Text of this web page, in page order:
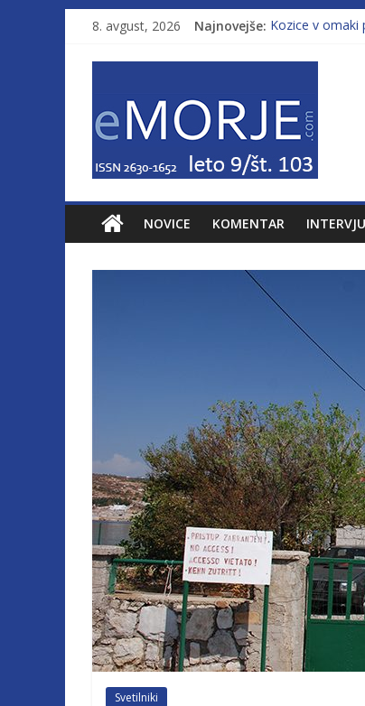
8. avgust, 2026 Najnovejše: Kozice v omaki
Od morja do
Murterske
Poletje, ki
NOVICE KOMENTAR INTERVJU
Svetilniki